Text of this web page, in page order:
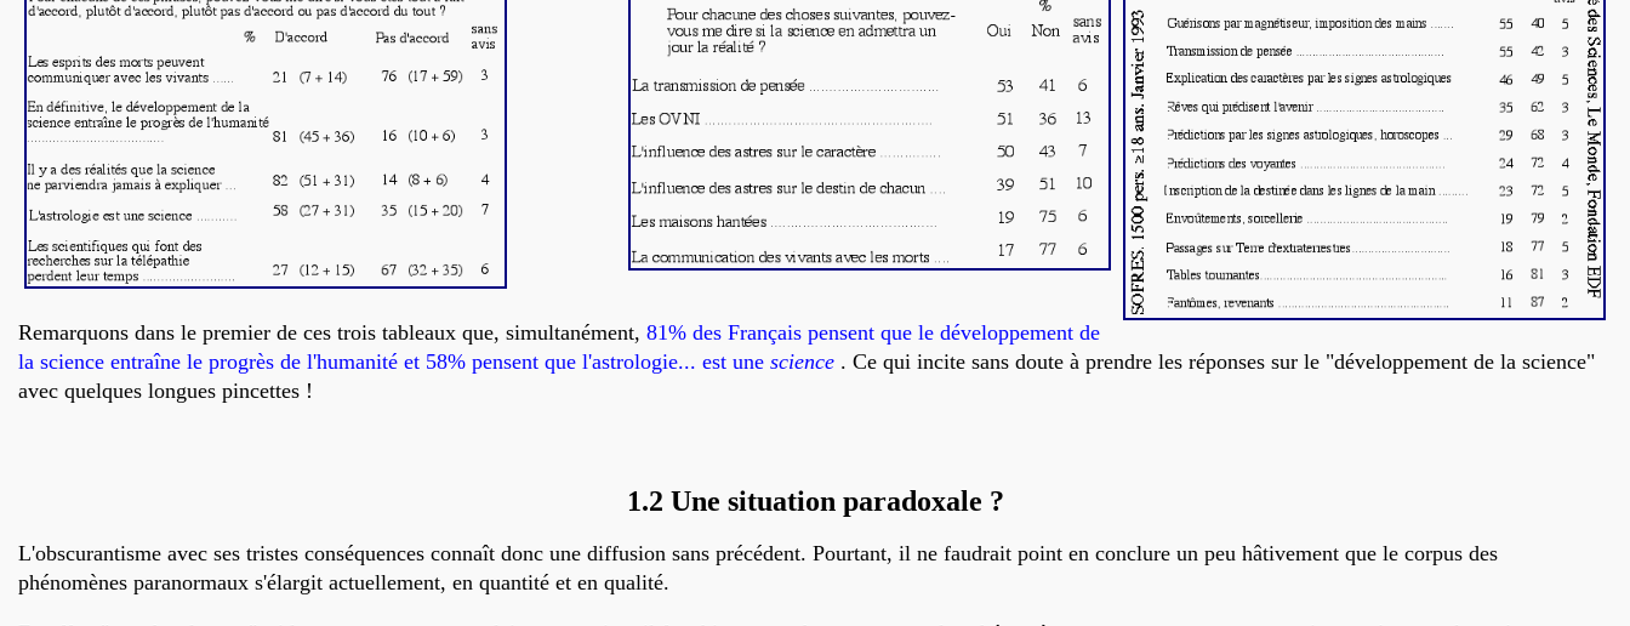
Remarquons dans le premier de ces trois tableaux que, simultanément, 81% des Français pensent que le développement de
la science entraîne le progrès de l'humanité et 58% pensent que l'astrologie... est une science . Ce qui incite sans doute à prendre les réponses sur le "développement de la science"
avec quelques longues pincettes !
1.2 Une situation paradoxale ?
L'obscurantisme avec ses tristes conséquences connaît donc une diffusion sans précédent. Pourtant, il ne faudrait point en conclure un peu hâtivement que le corpus des
phénomènes paranormaux s'élargit actuellement, en quantité et en qualité.